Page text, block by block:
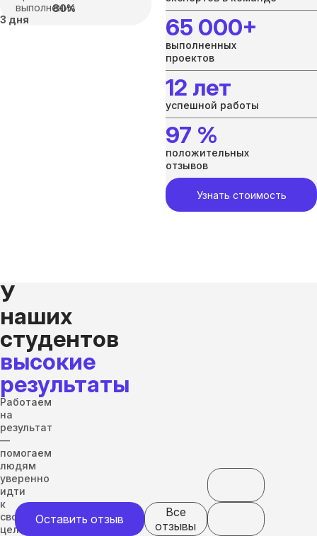
выполнения
3 дня
80%
65 000+
выполненных
проектов
12 лет
успешной работы
97 %
положительных
отзывов
Узнать стоимость
У
наших
студентов
высокие
результаты
Работаем
на
результат
—
помогаем
людям
уверенно
идти
к
своим
целям
Оставить отзыв
Все
отзывы